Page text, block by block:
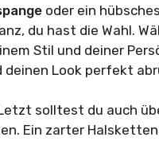
oder ein hübsches
du hast die Wahl.
Stil und deiner
deinen Look perfekt
solltest du auch
Ein zarter